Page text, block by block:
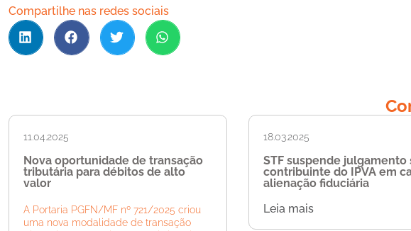
Compartilhe nas redes sociais
11.04.2025
Nova oportunidade de transação
tributária para débitos de alto
valor
A Portaria PGFN/MF nº 721/2025 criou
uma nova modalidade de transação
18.03.2025
STF suspende julgamento
contribuinte do IPVA em
alienação fiduciária
Leia mais